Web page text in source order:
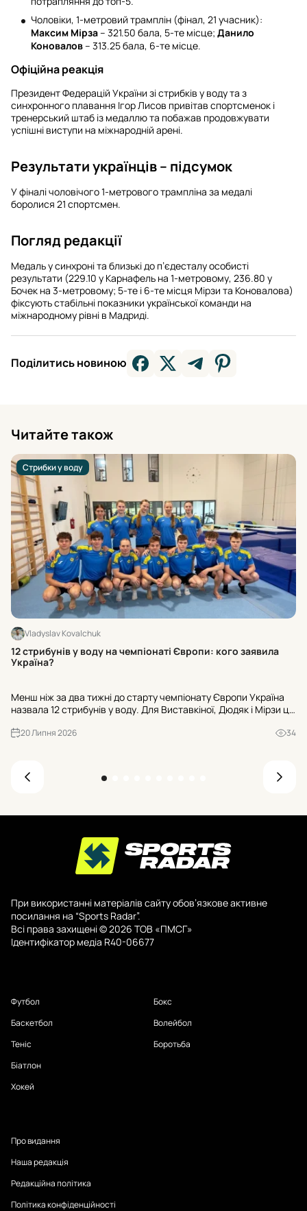
Чоловіки, 1-метровий трамплін (фінал, 21 учасник):
Максим Мірза– 321.50 бала, 5-те місце; Данило
Коновалов– 313.25 бала, 6-те місце.
Офіційна реакція
Президент Федерацій України зі стрибків у воду та з
синхронного плавання Ігор Лисов привітав спортсменок і
тренерський штаб із медаллю та побажав продовжувати
успішні виступи на міжнародній арені.
Результати українців – підсумок
У фіналі чоловічого 1-метрового трампліна за медалі
боролися 21 спортсмен.
Погляд редакції
Медаль у синхроні та близькі до п’єдесталу особисті
результати (229.10 у Карнафель на 1-метровому, 236.80 у
Бочек на 3-метровому; 5-те і 6-те місця Мірзи та Коновалова)
фіксують стабільні показники української команди на
міжнародному рівні в Мадриді.
Поділитись новиною
Читайте також
Стрибки у воду
Vladyslav Kovalchuk
12 стрибунів у воду на чемпіонаті Європи: кого заявила
Україна?
Менш ніж за два тижні до старту чемпіонату Європи Україна
назвала 12 стрибунів у воду. Для Виставкіної, Дюдяк і Мірзи це
змагання триватимуть до 6 серпня.
20 Липня 2026 34
При використанні матеріалів сайту обов’язкове активне
посилання на “Sports Radar”.
Всі права захищені © 2026 ТОВ «ПМСГ»
Ідентифікатор медіа R40-06677
Футбол
Баскетбол
Теніс
Біатлон
Хокей
Бокс
Волейбол
Боротьба
Про видання
Наша редакція
Редакційна політика
Політика конфіденційності